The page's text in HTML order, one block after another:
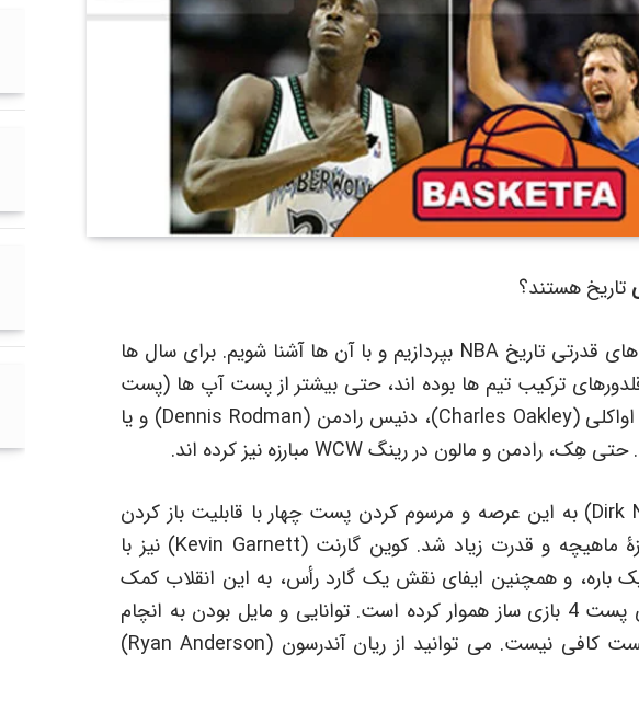
تاریخ هستند؟
زمان آن رسیده تا به بهترین فوروارد های قدرتی تاریخ NBA بپردازیم و با آن ها آشنا شویم. برای سال ها
پست (پست 4) حکم قلدورهای ترکیب تیم ها بوده اند، حتی بیشتر از پست آپ ها (پست
5). به بسکتبالیست هایی مثل چارلز اواکلی (Charles Oakley)، دنیس رادمن (Dennis Rodman) و یا
اما با ورود دیرک نویتزکی (Dirk Nowitzki) به این عرصه و مرسوم کردن پست چهار با قابلیت باز کردن
دفاع حریف، اهمیت مهارت به اندازۀ ماهیچه و قدرت زیاد شد. کوین گارنت (Kevin Garnett) نیز با
و همچنین ایفای نقش یک گارد رأس، به این انقلاب کمک
کرد. حالا پست 4 بازکننده راه را برای پست 4 بازی ساز هموار کرده است. توانایی و مایل بودن به انچام
پرتاب سه امتیازی دیگر برای این پست کافی نیست. می توانید از ریان آندرسون (Ryan Anderson)